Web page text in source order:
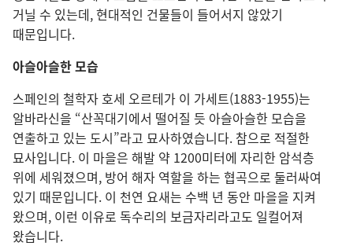
거닐 수 있는데, 현대적인 건물들이 들어서지 않았기
때문입니다.
아슬아슬한 모습
스페인의 철학자 호세 오르테가 이 가세트(1883-1955)는
알바라신을 “산꼭대기에서 떨어질 듯 아슬아슬한 모습을
연출하고 있는 도시”라고 묘사하였습니다. 참으로 적절한
묘사입니다. 이 마을은 해발 약 1200미터에 자리한 암석층
위에 세워졌으며, 방어 해자 역할을 하는 협곡으로 둘러싸여
있기 때문입니다. 이 천연 요새는 수백 년 동안 마을을 지켜
왔으며, 이런 이유로 독수리의 보금자리라고도 일컬어져
왔습니다.